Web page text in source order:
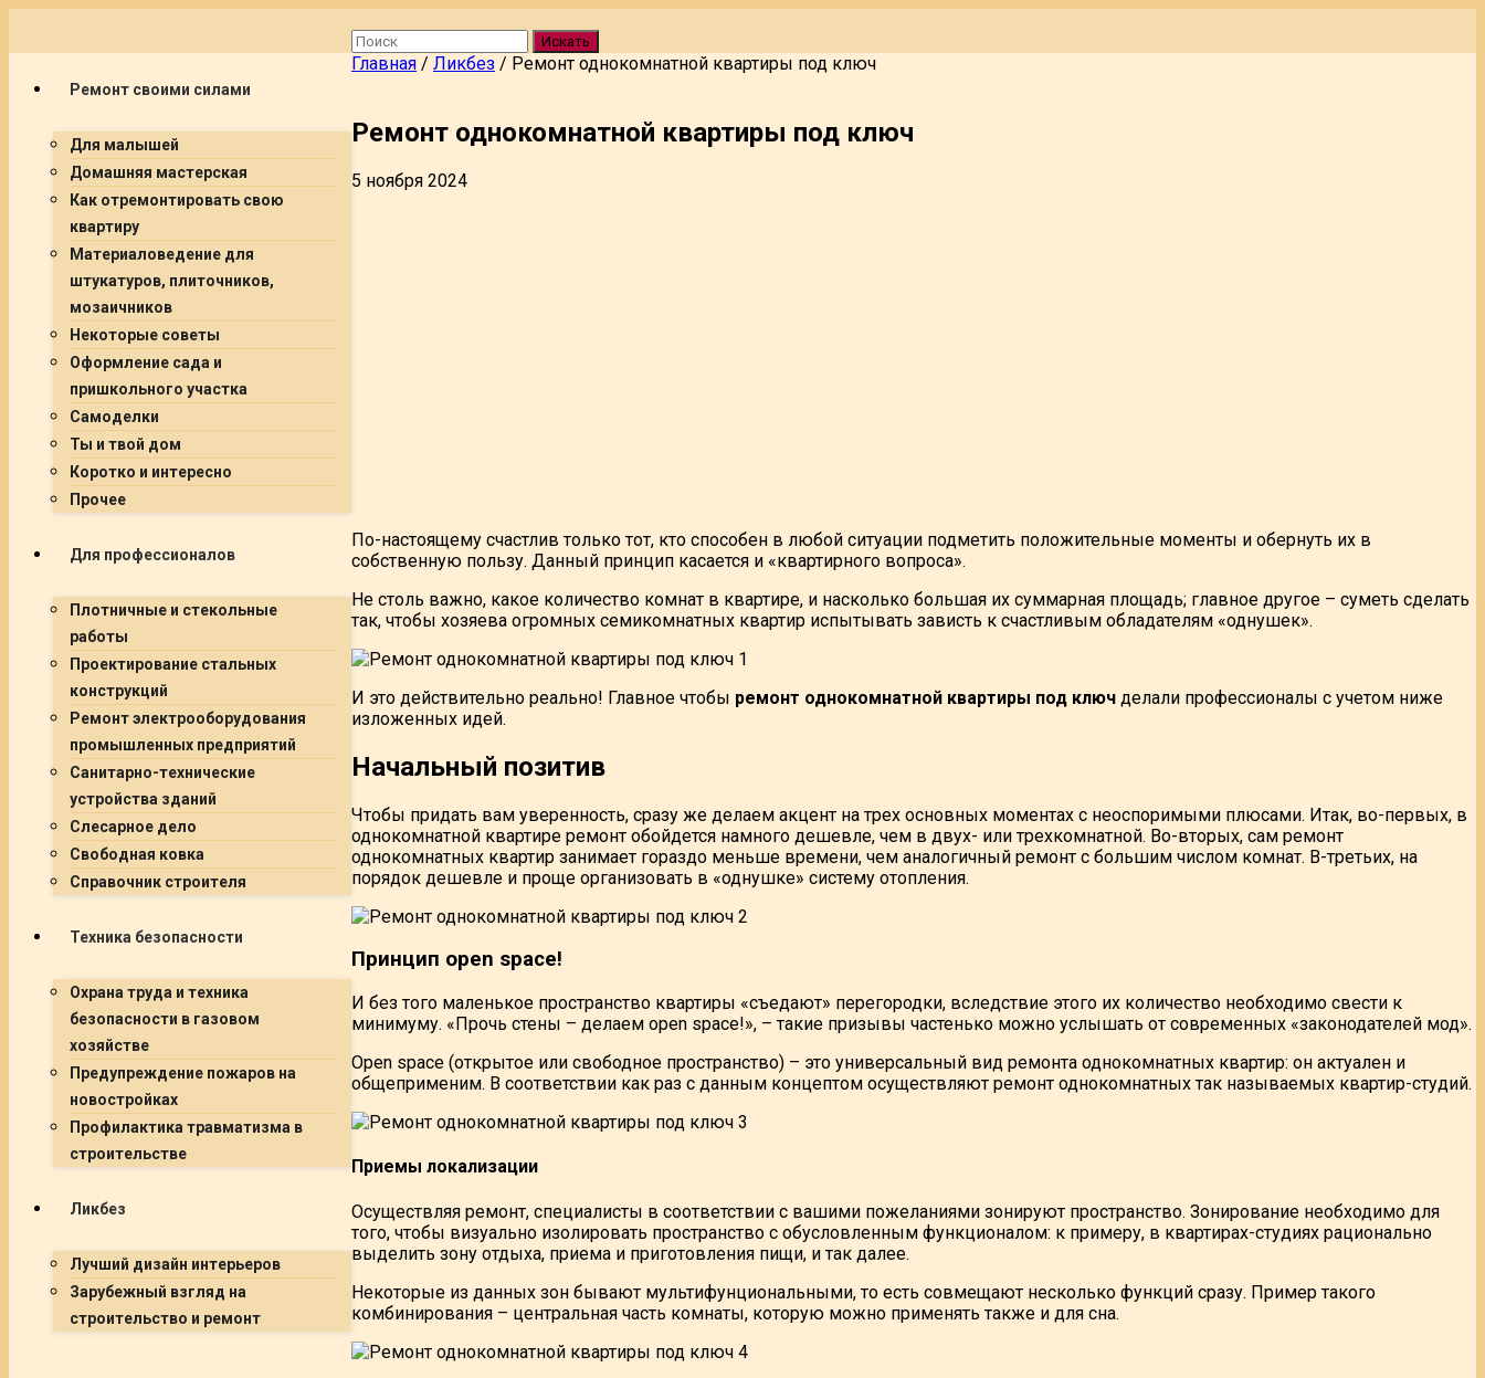
Ремонт своими силами
Для малышей
Домашняя мастерская
Как отремонтировать свою
квартиру
Материаловедение для
штукатуров, плиточников,
мозаичников
Некоторые советы
Оформление сада и
пришкольного участка
Самоделки
Ты и твой дом
Коротко и интересно
Прочее
Для профессионалов
Плотничные и стекольные
работы
Проектирование стальных
конструкций
Ремонт электрооборудования
промышленных предприятий
Санитарно-технические
устройства зданий
Слесарное дело
Свободная ковка
Справочник строителя
Техника безопасности
Охрана труда и техника
безопасности в газовом
хозяйстве
Предупреждение пожаров на
новостройках
Профилактика травматизма в
строительстве
Ликбез
Лучший дизайн интерьеров
Зарубежный взгляд на
строительство и ремонт
Искать
Главная / Ликбез / Ремонт однокомнатной квартиры под ключ
Ремонт однокомнатной квартиры под ключ
5 ноября 2024
По-настоящему счастлив только тот, кто способен в любой ситуации подметить положительные моменты и обернуть их в
собственную пользу. Данный принцип касается и «квартирного вопроса».
Не столь важно, какое количество комнат в квартире, и насколько большая их суммарная площадь; главное другое – суметь сделать
так, чтобы хозяева огромных семикомнатных квартир испытывать зависть к счастливым обладателям «однушек».
И это действительно реально! Главное чтобы ремонт однокомнатной квартиры под ключ делали профессионалы с учетом ниже
изложенных идей.
Начальный позитив
Чтобы придать вам уверенность, сразу же делаем акцент на трех основных моментах с неоспоримыми плюсами. Итак, во-первых, в
однокомнатной квартире ремонт обойдется намного дешевле, чем в двух- или трехкомнатной. Во-вторых, сам ремонт
однокомнатных квартир занимает гораздо меньше времени, чем аналогичный ремонт с большим числом комнат. В-третьих, на
порядок дешевле и проще организовать в «однушке» систему отопления.
Принцип open space!
И без того маленькое пространство квартиры «съедают» перегородки, вследствие этого их количество необходимо свести к
минимуму. «Прочь стены – делаем open space!», – такие призывы частенько можно услышать от современных «законодателей мод».
Open space (открытое или свободное пространство) – это универсальный вид ремонта однокомнатных квартир: он актуален и
общеприменим. В соответствии как раз с данным концептом осуществляют ремонт однокомнатных так называемых квартир-студий.
Приемы локализации
Осуществляя ремонт, специалисты в соответствии с вашими пожеланиями зонируют пространство. Зонирование необходимо для
того, чтобы визуально изолировать пространство с обусловленным функционалом: к примеру, в квартирах-студиях рационально
выделить зону отдыха, приема и приготовления пищи, и так далее.
Некоторые из данных зон бывают мультифунциональными, то есть совмещают несколько функций сразу. Пример такого
комбинирования – центральная часть комнаты, которую можно применять также и для сна.